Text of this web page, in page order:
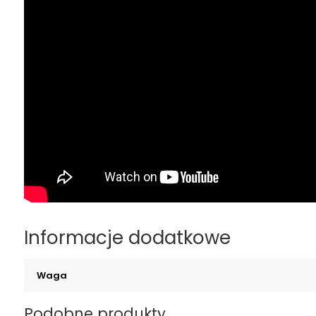
Informacje dodatkowe
Waga